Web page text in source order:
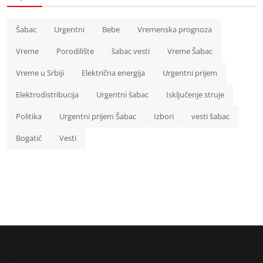
Šabac Urgentni Bebe Vremenska prognoza
Vreme Porodilište šabac vesti Vreme Šabac
Vreme u Srbiji Električna energija Urgentni prijem
Elektrodistribucija Urgentni šabac Isključenje struje
Politika Urgentni prijem Šabac Izbori vesti šabac
Bogatić Vesti